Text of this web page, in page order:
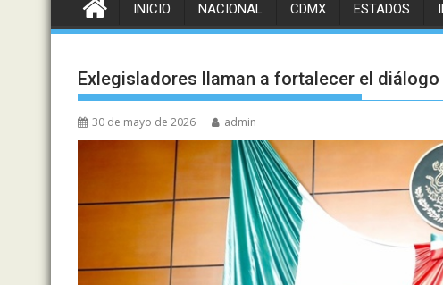
INICIO NACIONAL CDMX ESTADOS
Exlegisladores llaman a fortalecer el
30 de mayo de 2026 admin